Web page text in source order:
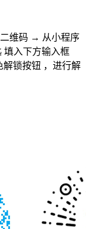
维码 → 从小程序
填入下方输入框
解锁按钮 ，进行解